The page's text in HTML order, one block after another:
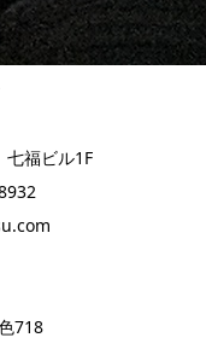
福ビル1F
718